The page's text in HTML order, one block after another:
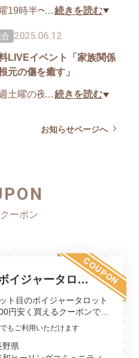
を手放して
たなが幸せに生きられる新
テムを創造
をメソッド化しました
に効くヒーリングを身に
https://kazuthehealer.com/bl
回リアルタイム参加 or ア
イブ視聴を選べます
アップ会を開催
細とお申込(新規受講の方)
受講の方はこちら
19時半〜の現実創造ライ
は「『好き』を仕事にし
きる方法」
の正体とは？味方につける
や専門スキル、ビジネス
ーダーと行動と現実化の関
地点を知る事、過程を楽
事
真の原因と根本対策
…続きを読む
2025.06.12
LIVEイベント「家族関係
元の傷を癒す」
土曜の夜にヒーリングや
々な角度からお届けする無
回は6/14(土)19時〜21時(最
子・パートナーとの関
たくても逃げられない
…続きを読む
お知らせページへ
イジャータロッ
ト目のボイジャータロット
円安く買えるクーポンです
ジャータロットを使いこなし
るともう1セット欲しくな
んな
もご利用いただけます
野県
COUPON